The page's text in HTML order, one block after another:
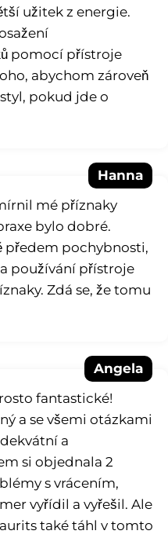
užitek z energie.
pomocí přístroje
abychom zároveň
pokud jde o
Hanna
mé příznaky
bylo dobré.
předem pochybnosti,
používání přístroje
Zdá se, že tomu
Angela
fantastické!
a se všemi otázkami
a
si objednala 2
s vrácením,
vyřídil a vyřešil. Ale
také táhl v tomto